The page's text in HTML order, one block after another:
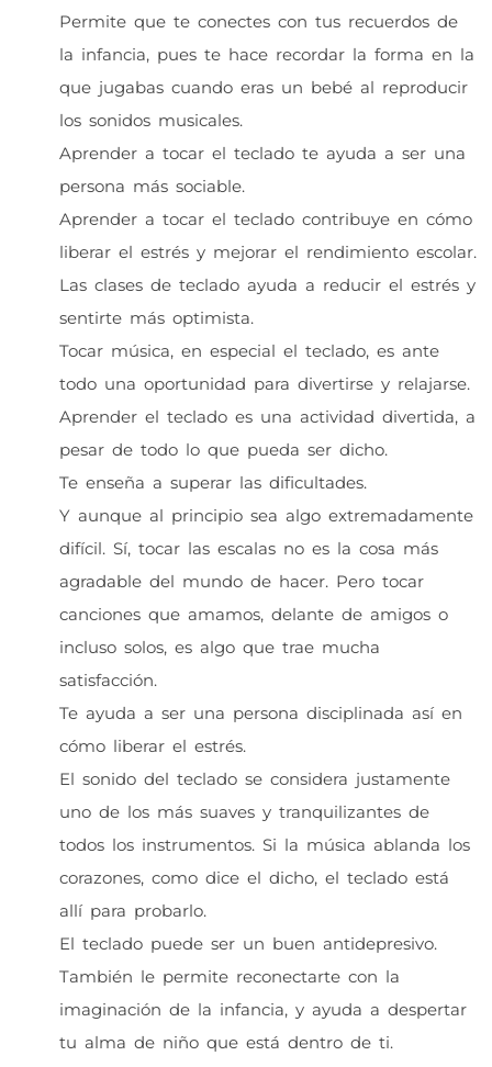
Permite que te conectes con tus recuerdos de
la infancia, pues te hace recordar la forma en la
que jugabas cuando eras un bebé al reproducir
los sonidos musicales.
Aprender a tocar el teclado te ayuda a ser una
persona más sociable.
Aprender a tocar el teclado contribuye en cómo
liberar el estrés y mejorar el rendimiento escolar.
Las clases de teclado ayuda a reducir el estrés y
sentirte más optimista.
Tocar música, en especial el teclado, es ante
todo una oportunidad para divertirse y relajarse.
Aprender el teclado es una actividad divertida, a
pesar de todo lo que pueda ser dicho.
Te enseña a superar las dificultades.
Y aunque al principio sea algo extremadamente
difícil. Sí, tocar las escalas no es la cosa más
agradable del mundo de hacer. Pero tocar
canciones que amamos, delante de amigos o
incluso solos, es algo que trae mucha
satisfacción.
Te ayuda a ser una persona disciplinada así en
cómo liberar el estrés.
El sonido del teclado se considera justamente
uno de los más suaves y tranquilizantes de
todos los instrumentos. Si la música ablanda los
corazones, como dice el dicho, el teclado está
allí para probarlo.
El teclado puede ser un buen antidepresivo.
También le permite reconectarte con la
imaginación de la infancia, y ayuda a despertar
tu alma de niño que está dentro de ti.